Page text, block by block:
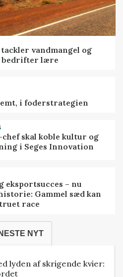
vandmangel og
bedrifter lære
i foderstrategien
chef skal koble kultur og
i Seges Innovation
eksportsucces – nu
Gammel sæd kan
race
NYT
lyden af skrigende kvier: